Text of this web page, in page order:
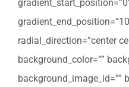
radial_direction=”center
background_color=””